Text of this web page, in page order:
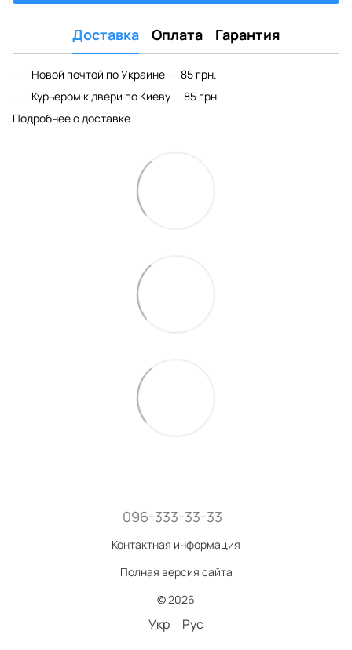
Доставка Оплата Гарантия
Новой почтой по Украине — 85 грн.
Курьером к двери по Киеву — 85 грн.
Подробнее о доставке
096-333-33-33
Контактная информация
Полная версия сайта
© 2026
Укр Рус